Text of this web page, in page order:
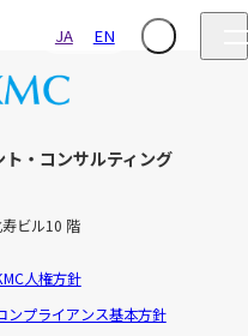
JA EN
・コンサルティング
ビル10 階
人権方針
ンプライアンス基本方針